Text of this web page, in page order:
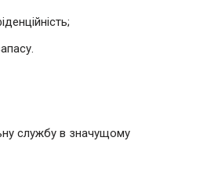
службу в значущому